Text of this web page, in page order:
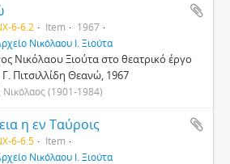
6-6.2 Item
1967
Νικόλαου Ι. Ξιούτα
Νικόλαου Ξιούτα στο θεατρικό έργο
Πιτσιλλίδη Θεανώ, 1967
Νικόλαος (1901-1984)
η εν Ταύροις
6-6.5
Item
Νικόλαου Ι. Ξιούτα